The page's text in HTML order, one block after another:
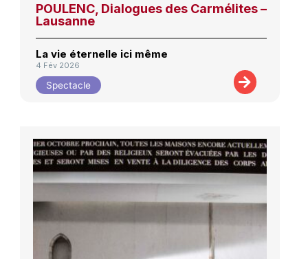
POULENC, Dialogues des Carmélites –
Lausanne
La vie éternelle ici même
4 Fév 2026
Spectacle